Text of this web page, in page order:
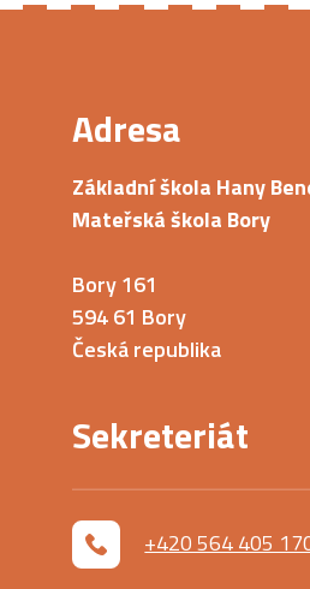
Adresa
Základní škola Hany
Mateřská škola Bory
Bory 161
594 61 Bory
Česká republika
Sekreteriát
+420 564 405